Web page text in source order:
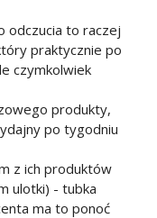
odczucia to raczej
praktycznie po
czymkolwiek
produkty,
po tygodniu
z ich produktów
ulotki) - tubka
ma to ponoć